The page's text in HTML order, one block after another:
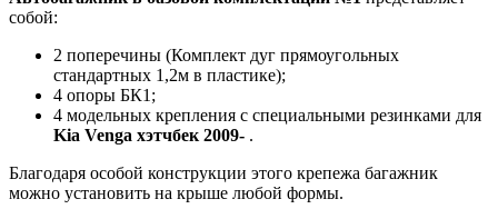
собой:
2 поперечины (Комплект дуг прямоугольных
стандартных 1,2м в пластике);
4 опоры БК1;
4 модельных крепления с специальными резинками для
Kia Venga хэтчбек 2009- .
Благодаря особой конструкции этого крепежа багажник
можно установить на крыше любой формы.